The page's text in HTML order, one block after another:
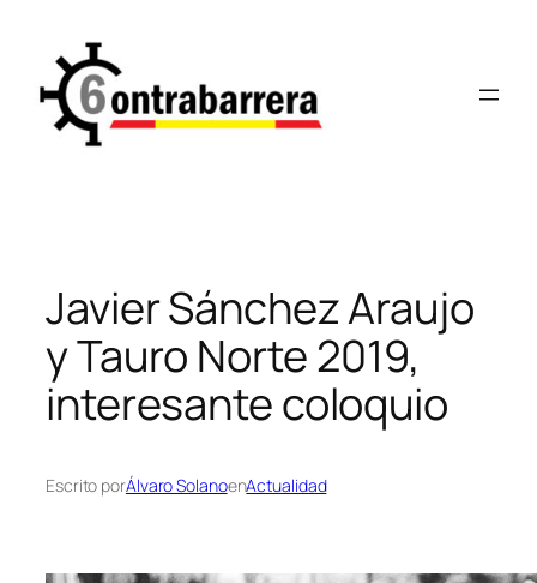
contenido
Javier Sánchez Araujo
y Tauro Norte 2019,
interesante coloquio
Escrito porÁlvaro SolanoenActualidad